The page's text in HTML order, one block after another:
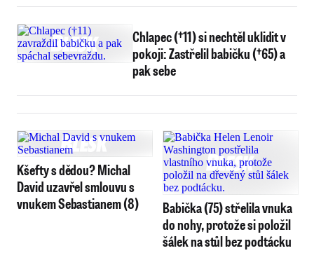
Chlapec (†11) si nechtěl uklidit v
pokoji: Zastřelil babičku (†65) a
pak sebe
Kšefty s dědou? Michal
David uzavřel smlouvu s
vnukem Sebastianem (8)
Babička (75) střelila vnuka
do nohy, protože si položil
šálek na stůl bez podtácku